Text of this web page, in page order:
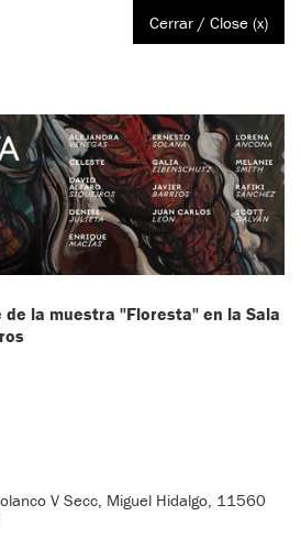
Cerrar / Close (x)
la muestra "Floresta" en la Sala
V Secc, Miguel Hidalgo, 11560